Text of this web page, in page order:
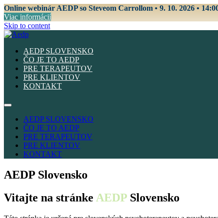
Online webinár AEDP so Steveom Carrollom • 9. 10. 2026 •
Viac informácií
Skip to content
AEDP SLOVENSKO
ČO JE TO AEDP
PRE TERAPEUTOV
PRE KLIENTOV
KONTAKT
AEDP SLOVENSKO
ČO JE TO AEDP
PRE TERAPEUTOV
PRE KLIENTOV
KONTAKT
AEDP Slovensko
Vitajte na stránke AEDP Slovensko